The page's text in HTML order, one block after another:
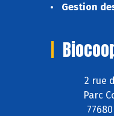
Gestion
2 rue
Parc